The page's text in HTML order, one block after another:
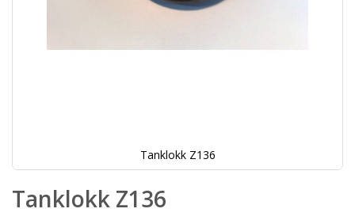
Tanklokk Z136
til
begynnelsen
Tanklokk Z136